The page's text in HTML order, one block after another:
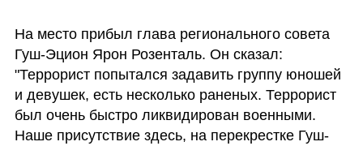
На место прибыл глава регионального совета
Гуш-Эцион Ярон Розенталь. Он сказал:
"Террорист попытался задавить группу юношей
и девушек, есть несколько раненых. Террорист
был очень быстро ликвидирован военными.
Наше присутствие здесь, на перекрестке Гуш-